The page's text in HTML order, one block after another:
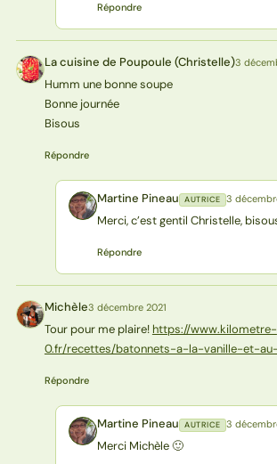
Répondre
L( La cuisine de Poupoule (Christelle)3
Humm une bonne soupe
Bonne journée
Bisous
Répondre
MP Martine Pineau AUTRICE 3
Merci, c’est gentil Christelle,
Répondre
M Michèle3 décembre 2021
Tour pour me plaire! https://www.kilometre-
0.fr/recettes/batonnets-a-la-vanille-et-
Répondre
MP Martine Pineau AUTRICE 3
Merci Michèle 🙂